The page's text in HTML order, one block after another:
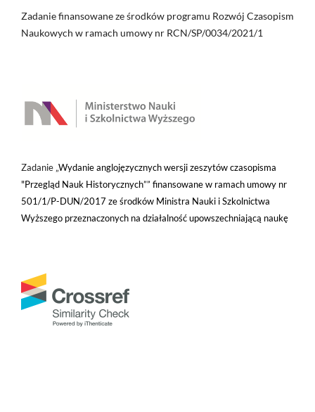
Zadanie finansowane ze środków programu Rozwój Czasopism
Naukowych w ramach umowy nr RCN/SP/0034/2021/1
Zadanie „Wydanie anglojęzycznych wersji zeszytów czasopisma
"Przegląd Nauk Historycznych”” finansowane w ramach umowy nr
501/1/P-DUN/2017 ze środków Ministra Nauki i Szkolnictwa
Wyższego przeznaczonych na działalność upowszechniającą naukę